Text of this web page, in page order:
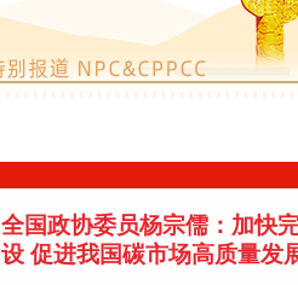
全国政协委员杨宗儒：加快
设 促进我国碳市场高质量发